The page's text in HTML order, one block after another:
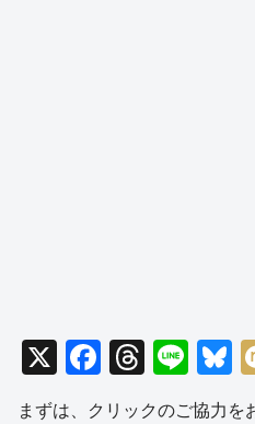
X
F
a
T
hr
Li
n
u
まずは、クリックのご協力を